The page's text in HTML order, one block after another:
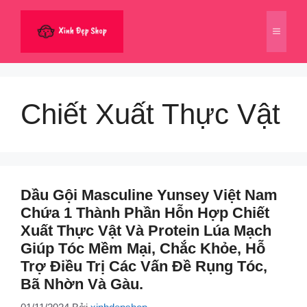
dung
Menu
Chiết Xuất Thực Vật
Dầu Gội Masculine Yunsey Việt Nam
Chứa 1 Thành Phần Hỗn Hợp Chiết
Xuất Thực Vật Và Protein Lúa Mạch
Giúp Tóc Mềm Mại, Chắc Khỏe, Hỗ
Trợ Điều Trị Các Vấn Đề Rụng Tóc,
Bã Nhờn Và Gàu.